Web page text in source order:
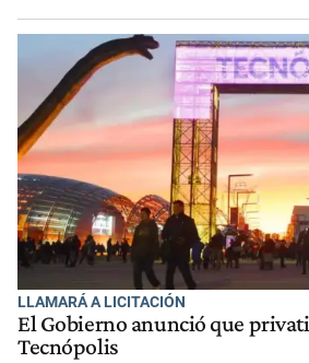
LLAMARÁ A LICITACIÓN
El Gobierno anunció que
Tecnópolis